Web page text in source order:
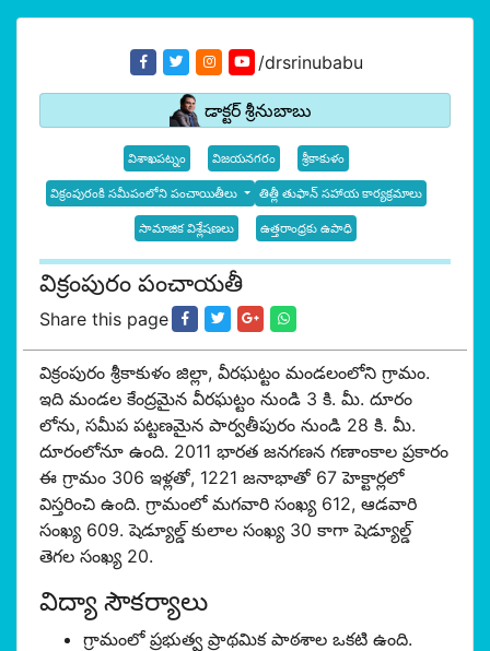
/drsrinubabu
డాక్టర్ శ్రీనుబాబు
విశాఖపట్నం విజయనగరం శ్రీకాకుళం
విక్రంపురంకి సమీపంలోని పంచాయితీలు తిత్లీ తుఫాన్ సహాయ కార్యక్రమాలు
సామాజిక విశ్లేషణలు ఉత్తరాంధ్రకు ఉపాధి
విక్రంపురం పంచాయతీ
Share this page
విక్రంపురం శ్రీకాకుళం జిల్లా, వీరఘట్టం మండలంలోని గ్రామం.
ఇది మండల కేంద్రమైన వీరఘట్టం నుండి 3 కి. మీ. దూరం
లోను, సమీప పట్టణమైన పార్వతీపురం నుండి 28 కి. మీ.
దూరంలోనూ ఉంది. 2011 భారత జనగణన గణాంకాల ప్రకారం
ఈ గ్రామం 306 ఇళ్లతో, 1221 జనాభాతో 67 హెక్టార్లలో
విస్తరించి ఉంది. గ్రామంలో మగవారి సంఖ్య 612, ఆడవారి
సంఖ్య 609. షెడ్యూల్డ్ కులాల సంఖ్య 30 కాగా షెడ్యూల్డ్
తెగల సంఖ్య 20.
విద్యా సౌకర్యాలు
గ్రామంలో ప్రభుత్వ ప్రాథమిక పాఠశాల ఒకటి ఉంది.